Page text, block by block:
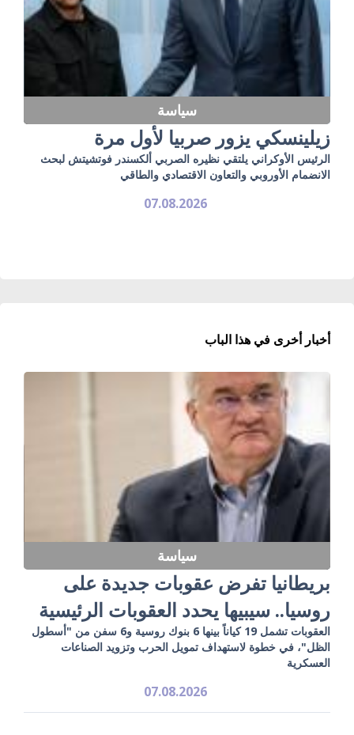
سياسة
زيلينسكي يزور صربيا لأول مرة
الرئيس الأوكراني يلتقي نظيره الصربي ألكسندر فوتشيتش لبحث
الانضمام الأوروبي والتعاون الاقتصادي والطاقي
07.08.2026
أخبار أخرى في هذا الباب
سياسة
بريطانيا تفرض عقوبات جديدة على
روسيا.. سيبيها يحدد العقوبات الرئيسية
العقوبات تشمل 19 كياناً بينها 6 بنوك روسية و6 سفن من "أسطول
الظل"، في خطوة لاستهداف تمويل الحرب وتزويد الصناعات
العسكرية
07.08.2026